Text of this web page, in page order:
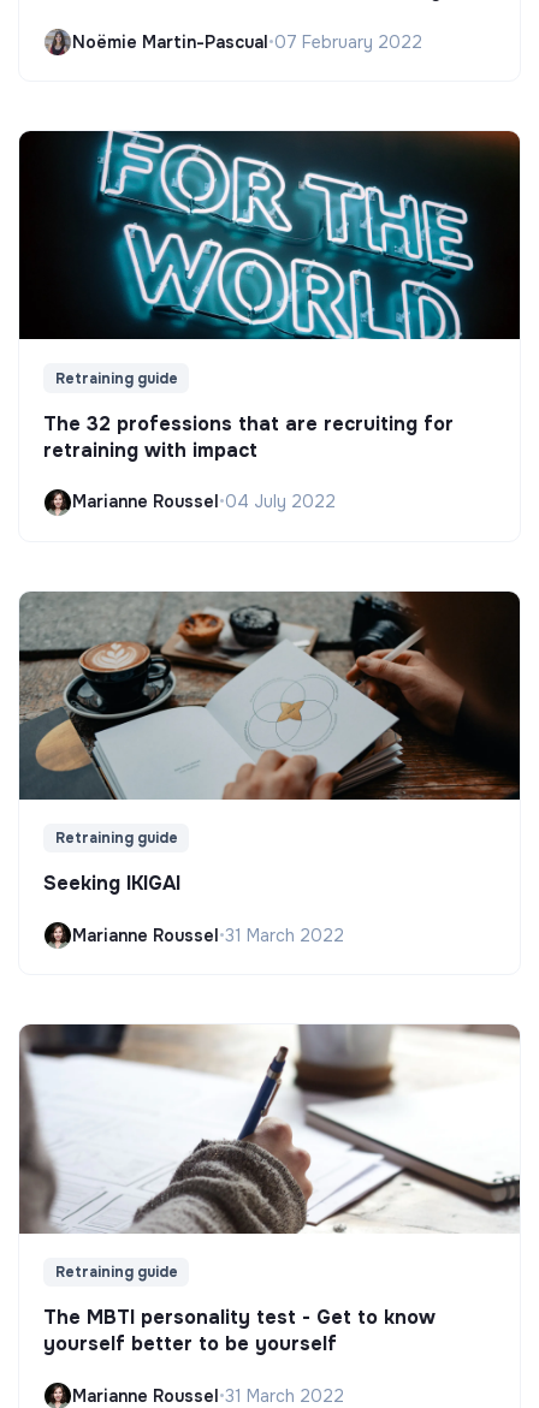
Noëmie Martin-Pascual•07 February 2022
Retraining guide
The 32 professions that are recruiting for
retraining with impact
Marianne Roussel•04 July 2022
Retraining guide
Seeking IKIGAI
Marianne Roussel•31 March 2022
Retraining guide
The MBTI personality test - Get to know
yourself better to be yourself
Marianne Roussel•31 March 2022